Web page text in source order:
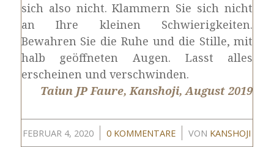
sich also nicht. Klammern Sie sich nicht
an Ihre kleinen Schwierigkeiten.
Bewahren Sie die Ruhe und die Stille, mit
halb geöffneten Augen. Lasst alles
erscheinen und verschwinden.
Taiun JP Faure, Kanshoji, August 2019
FEBRUAR 4, 2020
/ 0 KOMMENTARE
/ VON KANSHOJI